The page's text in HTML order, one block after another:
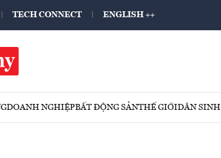
TECH CONNECT ENGLISH ++
DOANH NGHIỆPBẤT ĐỘNG SẢNTHẾ GIỚIDÂN SINH